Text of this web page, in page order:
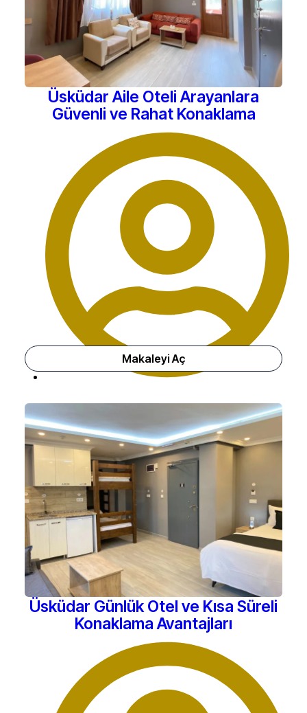
Haziran 27, 2026
Üsküdar Aile Oteli Arayanlara
Güvenli ve Rahat Konaklama
Makaleyi Aç
Üsküdar Günlük Otel ve Kısa Süreli
Konaklama Avantajları